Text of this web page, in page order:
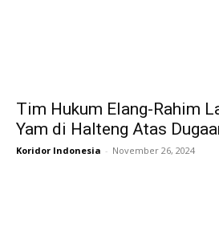
Tim Hukum Elang-Rahim
Yam di Halteng Atas
Koridor Indonesia - November 26, 2024